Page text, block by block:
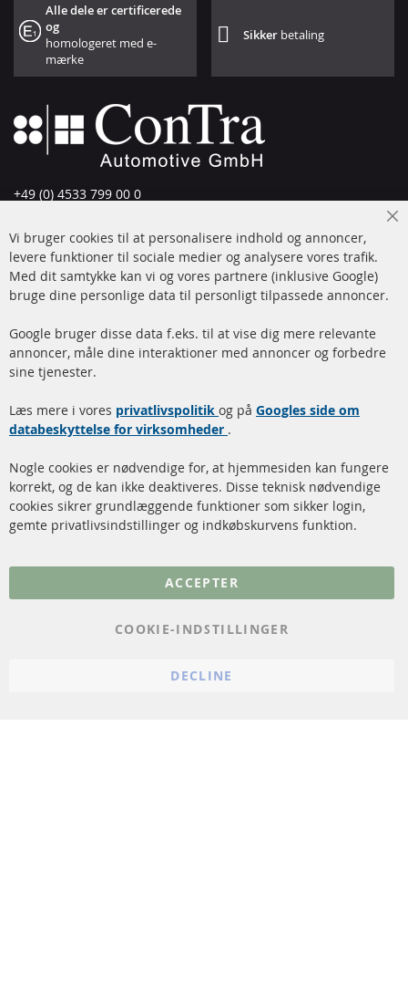
Alle dele er certificerede
og
homologeret med e-
mærke
Sikker betaling
+49 (0) 4533 799 00 0
info@contra-automotive.de
www.contra-automotive.de
Facebook
Instagram
Hurtige links
Dieselpartikelfilter (DPF)
rengøring
Katalysator (KAT)
Sensorer
FAQ
Kundeservice
Betalingsmetoder
Kontakt
Vi bruger cookies til at personalisere indhold og annoncer,
levere funktioner til sociale medier og analysere vores trafik.
Med dit samtykke kan vi og vores partnere (inklusive Google)
bruge dine personlige data til personligt tilpassede annoncer.
Google bruger disse data f.eks. til at vise dig mere relevante
annoncer, måle dine interaktioner med annoncer og forbedre
sine tjenester.
Læs mere i vores privatlivspolitik og på Googles side om
databeskyttelse for virksomheder .
Nogle cookies er nødvendige for, at hjemmesiden kan fungere
korrekt, og de kan ikke deaktiveres. Disse teknisk nødvendige
cookies sikrer grundlæggende funktioner som sikker login,
gemte privatlivsindstillinger og indkøbskurvens funktion.
ACCEPTER
COOKIE-INDSTILLINGER
DECLINE